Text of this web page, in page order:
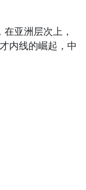
亚洲层次上，
内线的崛起，中